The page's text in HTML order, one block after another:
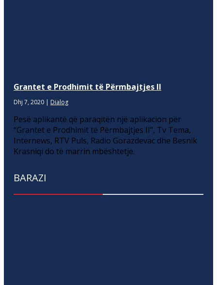
Grantet e Prodhimit të Përmbajtjes II
Dhj 7, 2020 | Dialog
Pesë aplikantë që paraqitën një aplikacion për
“Grantet e Prodhimit të Përmbajtjes II”, Tv Tema,
Internews, RTV Puls, Radio Gorazdevac dhe Besnik
Krasniqi do të marrin mbështetje.
BARAZI